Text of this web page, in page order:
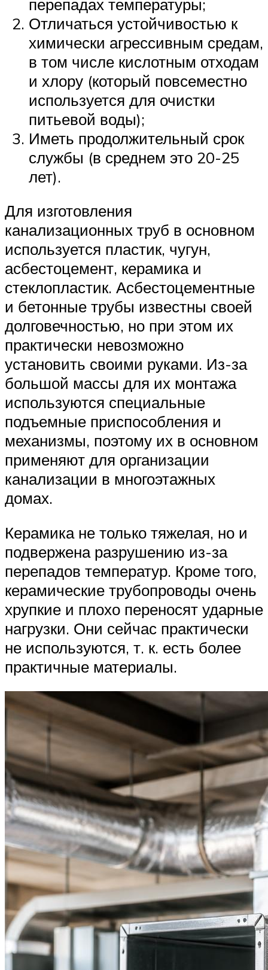
перепадах температуры;
Отличаться устойчивостью к
химически агрессивным средам,
в том числе кислотным отходам
и хлору (который повсеместно
используется для очистки
питьевой воды);
Иметь продолжительный срок
службы (в среднем это 20-25
лет).
Для изготовления
канализационных труб в основном
используется пластик, чугун,
асбестоцемент, керамика и
стеклопластик. Асбестоцементные
и бетонные трубы известны своей
долговечностью, но при этом их
практически невозможно
установить своими руками. Из-за
большой массы для их монтажа
используются специальные
подъемные приспособления и
механизмы, поэтому их в основном
применяют для организации
канализации в многоэтажных
домах.
Керамика не только тяжелая, но и
подвержена разрушению из-за
перепадов температур. Кроме того,
керамические трубопроводы очень
хрупкие и плохо переносят ударные
нагрузки. Они сейчас практически
не используются, т. к. есть более
практичные материалы.